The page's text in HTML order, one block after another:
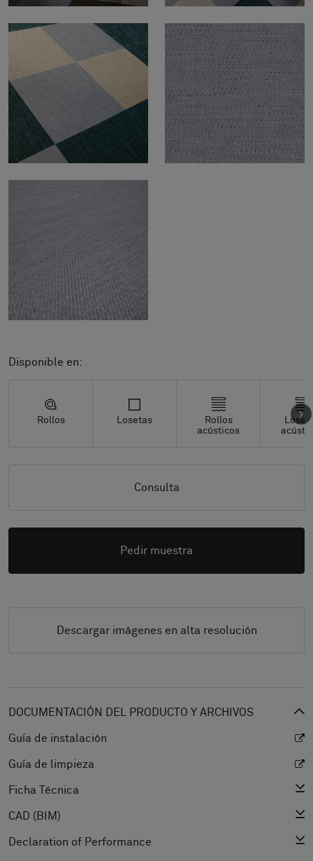
Disponible en:
Rollos Losetas
Rollos
acústicos
Consulta
Pedir muestra
Descargar imágenes en alta resolución
DOCUMENTACIÓN DEL PRODUCTO Y ARCHIVOS
Guía de instalación
Guía de limpieza
Ficha Técnica
CAD (BIM)
Declaration of Performance